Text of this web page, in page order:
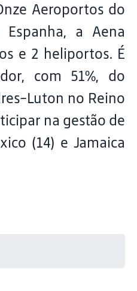
Aeroportos do
Espanha, a Aena
e 2 heliportos. É
com 51%, do
Luton no Reino
na gestão de
(14) e Jamaica